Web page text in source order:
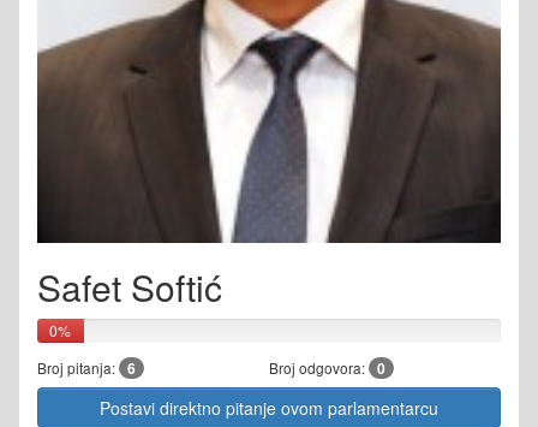
Safet Softić
0%
Broj pitanja: 6 Broj odgovora: 0
Postavi direktno pitanje ovom parlamentarcu